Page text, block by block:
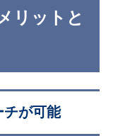
リットと
が可能